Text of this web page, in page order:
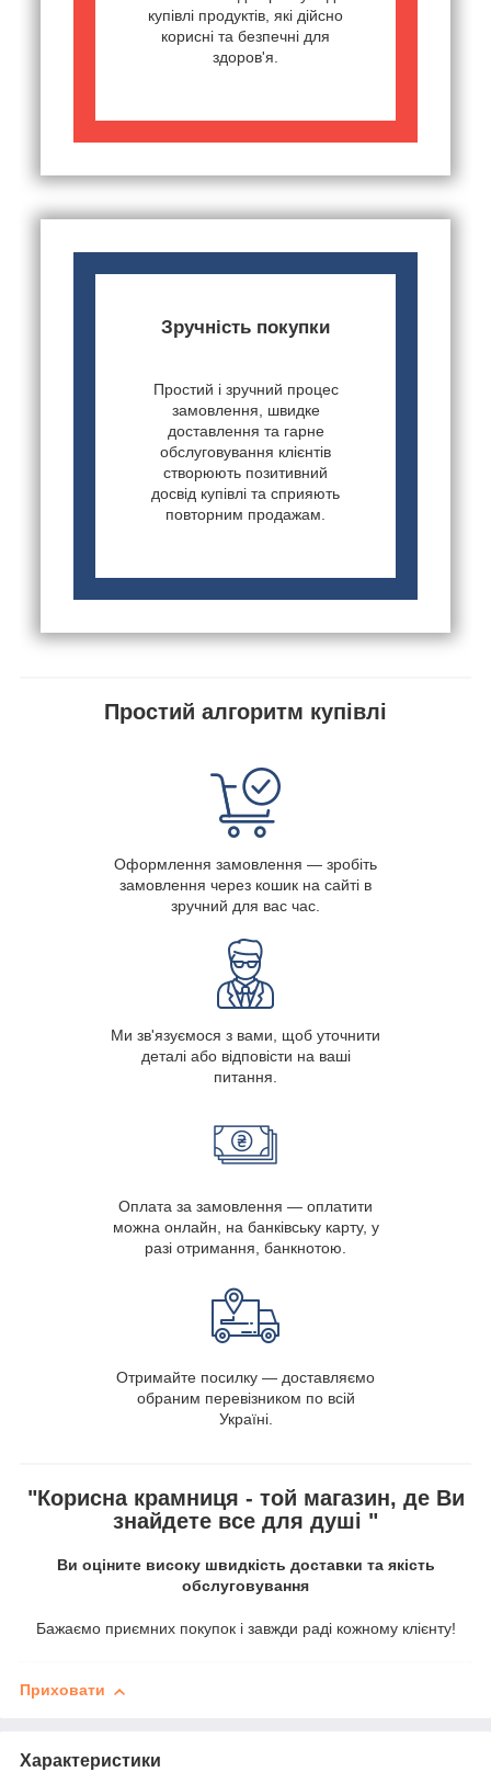
купівлі продуктів, які дійсно
корисні та безпечні для
здоров'я.
Зручність покупки
Простий і зручний процес
замовлення, швидке
доставлення та гарне
обслуговування клієнтів
створюють позитивний
досвід купівлі та сприяють
повторним продажам.
Простий алгоритм купівлі
Оформлення замовлення — зробіть
замовлення через кошик на сайті в
зручний для вас час.
Ми зв'язуємося з вами, щоб уточнити
деталі або відповісти на ваші
питання.
Оплата за замовлення — оплатити
можна онлайн, на банківську карту, у
разі отримання, банкнотою.
Отримайте посилку — доставляємо
обраним перевізником по всій
Україні.
"Корисна крамниця - той магазин, де Ви
знайдете все для душі "
Ви оціните високу швидкість доставки та якість
обслуговування
Бажаємо приємних покупок і завжди раді кожному клієнту!
Приховати
Характеристики